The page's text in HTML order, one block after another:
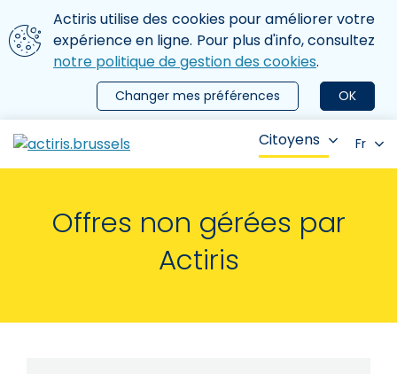
Aller au contenu principal
Nous utilisons des cookies
Actiris utilise des cookies pour améliorer votre
expérience en ligne. Pour plus d'info, consultez
notre politique de gestion des cookies.
OK
Changer mes préférences
le menu
Citoyens Fr
Offres non gérées par
Actiris